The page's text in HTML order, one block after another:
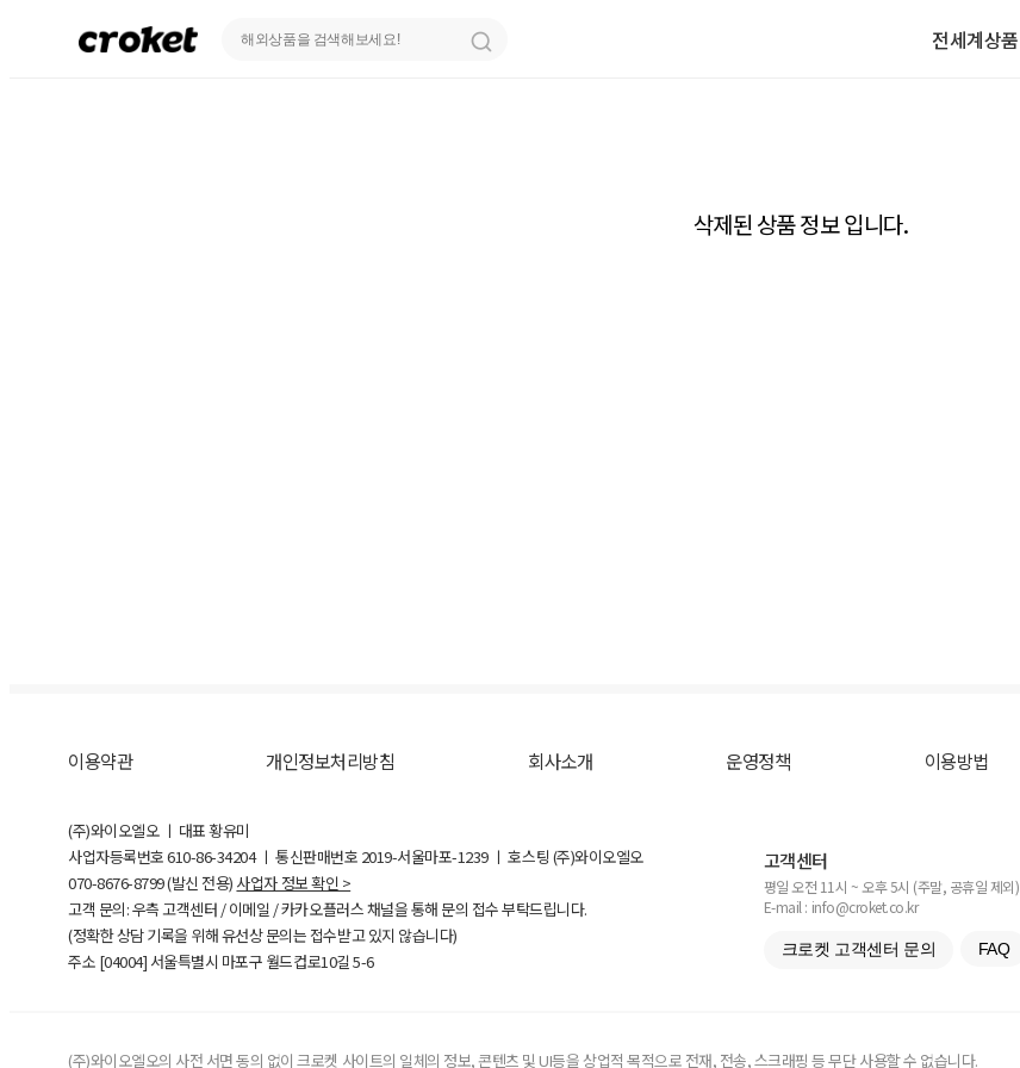
전세계상품
삭제된 상품 정보 입니다.
이용약관 개인정보처리방침 회사소개 운영정책 이용방법
(주)와이오엘오 ㅣ 대표 황유미
사업자등록번호610-86-34204ㅣ 통신판매번호 2019-서울마포-1239 ㅣ 호스팅 (주)와이오엘오
070-8676-8799 (발신 전용) 사업자 정보 확인 >
고객 문의: 우측 고객센터 / 이메일 / 카카오플러스 채널을 통해 문의 접수 부탁드립니다.
(정확한 상담 기록을 위해 유선상 문의는 접수받고 있지 않습니다)
주소 [04004] 서울특별시 마포구 월드컵로10길5-6
고객센터
평일 오전 11시 ~ 오후 5시 (주말, 공휴일 제외)
E-mail : info@croket.co.kr
크로켓 고객센터 문의 FAQ
(주)와이오엘오의 사전 서면 동의 없이 크로켓 사이트의 일체의 정보, 콘텐츠 및 UI등을 상업적 목적으로 전재, 전송, 스크래핑 등 무단 사용할 수 없습니다.